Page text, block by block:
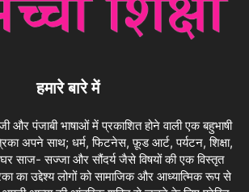
हमारे बारे में
और पंजाबी भाषाओं में प्रकाशित होने वाली एक बहुभाषी
अपने साथ; धर्म, फिटनेस, फ़ूड आर्ट, पर्यटन, शिक्षा,
साज- सज्जा और सौंदर्य जैसे विषयों की एक विस्तृत
का उद्देश्य लोगों को सामाजिक और आध्यात्मिक रूप से